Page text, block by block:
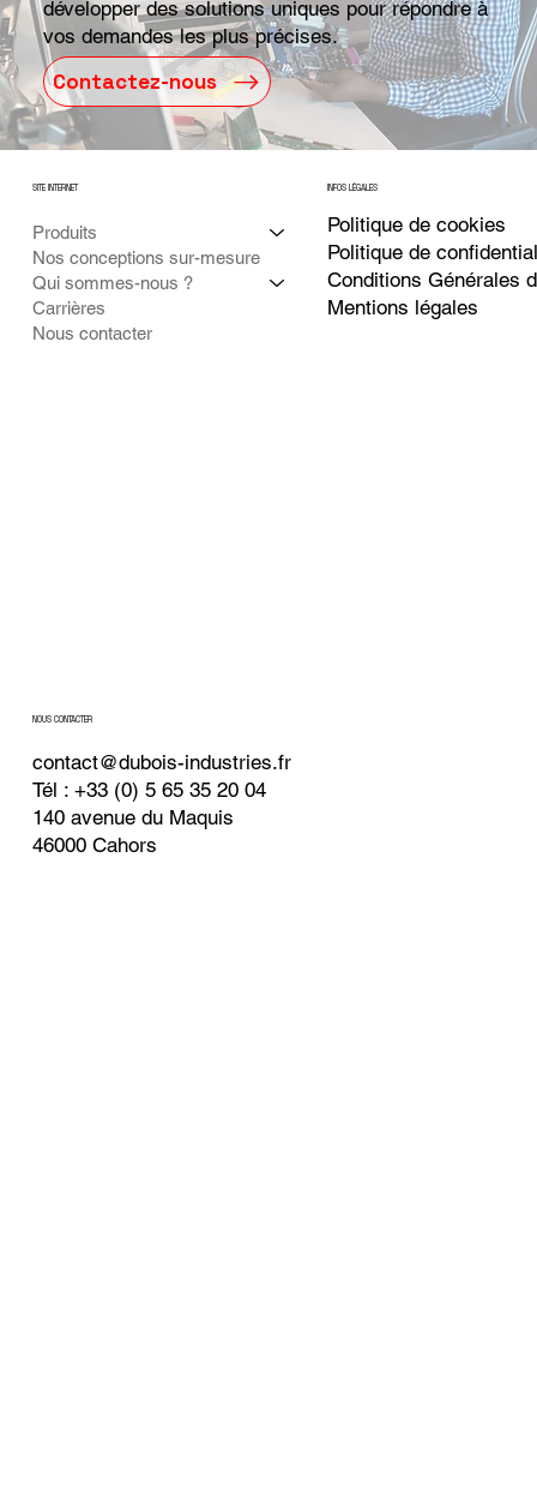
développer des solutions uniques pour répondre à
vos demandes les plus précises.
Contactez-nous
Produits
Nos conceptions sur-mesure
Qui sommes-nous ?
Carrières
Nous contacter
SITE INTERNET INFOS LÉGALES
Politique de cookies
Politique de
Conditions Générales
Mentions légales
NOUS CONTACTER
contact@dubois-industries.fr
Tél : +33 (0) 5 65 35 20 04
140 avenue du Maquis
46000 Cahors